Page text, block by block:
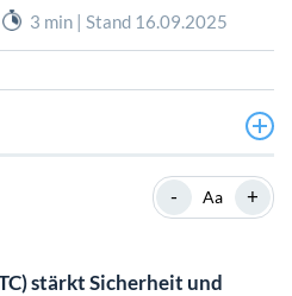
3 min | Stand 16.09.2025
- Aa +
stärkt Sicherheit und